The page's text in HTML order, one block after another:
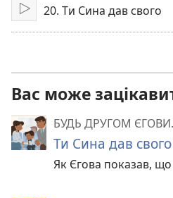
Відтворити
20. Ти Сина дав свого
Вас може
БУДЬ ДРУГОМ
Ти Сина дав свого
Як Єгова показав,